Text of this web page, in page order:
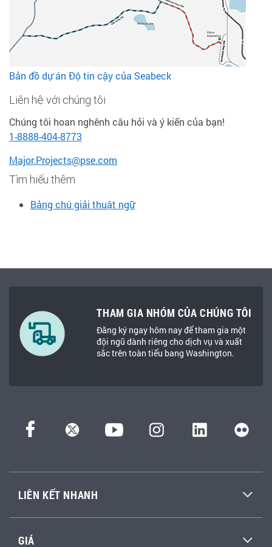
Bản đồ dự án Độ tin cậy của Seabeck
Liên hệ với chúng tôi
Chúng tôi hoan nghênh câu hỏi và ý kiến của bạn!
1-8888-404-8773
Major.Projects@pse.com
Tìm hiểu thêm
Bảng chú giải thuật ngữ
THAM GIA NHÓM CỦA CHÚNG TÔI
Đăng ký ngay hôm nay để tham gia một
đội ngũ dành riêng cho dịch vụ và xuất
sắc trên toàn tiểu bang Washington.
LIÊN KẾT NHANH
GIÁ